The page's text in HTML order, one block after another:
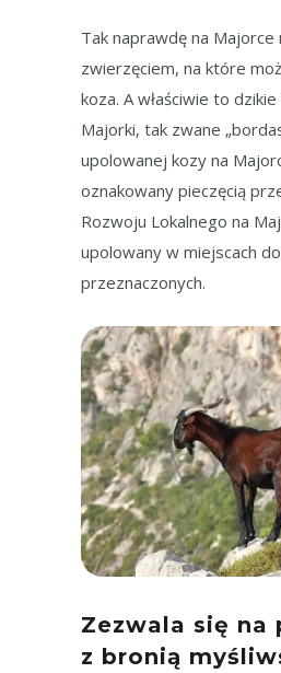
Tak naprawdę na Majorce
zwierzęciem, na które
koza. A właściwie to
Majorki, tak zwane
upolowanej kozy na
oznakowany pieczęcią
Rozwoju Lokalnego na
upolowany w miejscach
przeznaczonych.
Zezwala się na
z bronią